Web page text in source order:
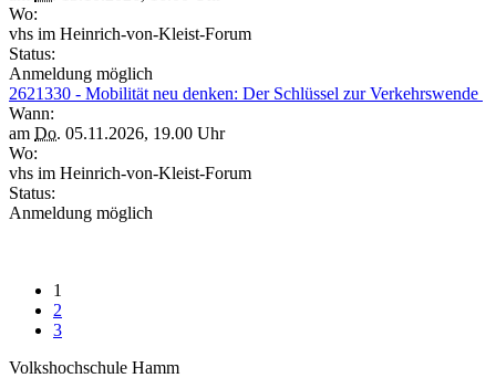
Wo:
vhs im Heinrich-von-Kleist-Forum
Status:
Anmeldung möglich
2621330 - Mobilität neu denken: Der Schlüssel zur Verkehrswende
Wann:
am Do. 05.11.2026, 19.00 Uhr
Wo:
vhs im Heinrich-von-Kleist-Forum
Status:
Anmeldung möglich
1
2
3
Volkshochschule Hamm